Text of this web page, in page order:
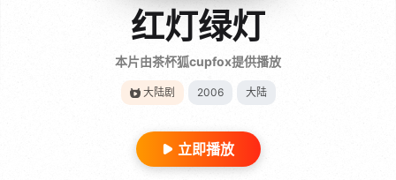
红灯绿灯
本片由茶杯狐cupfox提供播放
大陆剧 2006 大陆
立即播放